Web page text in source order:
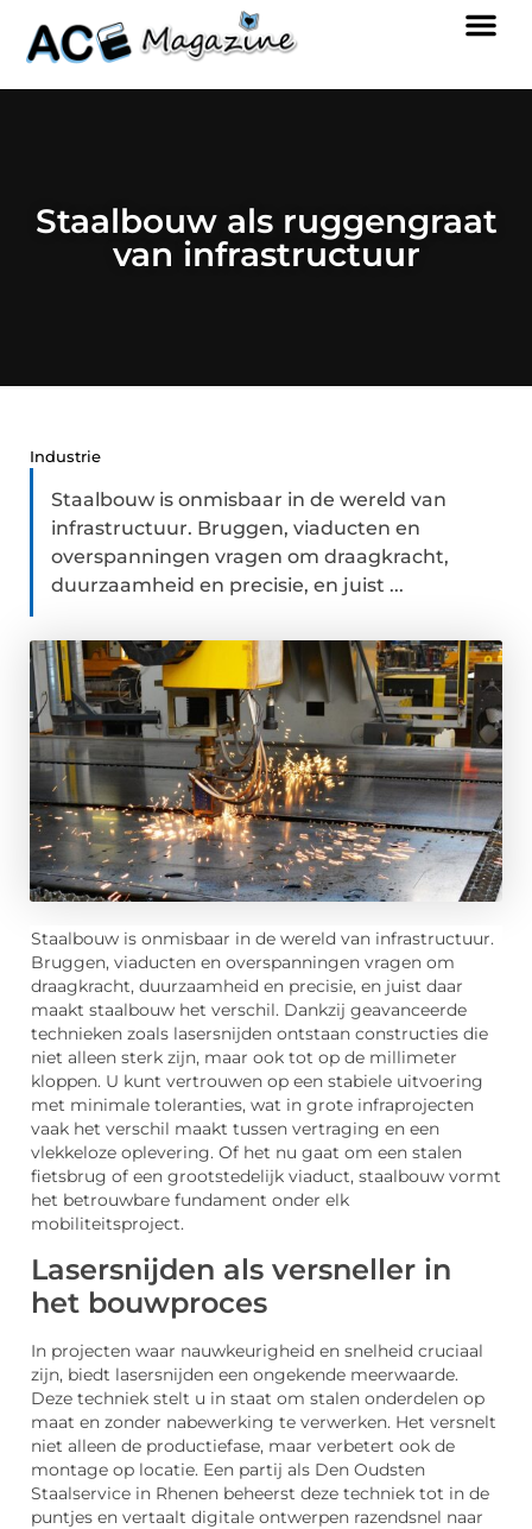
Staalbouw als ruggengraat
van infrastructuur
Industrie
Staalbouw is onmisbaar in de wereld van
infrastructuur. Bruggen, viaducten en
overspanningen vragen om draagkracht,
duurzaamheid en precisie, en juist ...
Staalbouw is onmisbaar in de wereld van infrastructuur.
Bruggen, viaducten en overspanningen vragen om
draagkracht, duurzaamheid en precisie, en juist daar
maakt staalbouw het verschil. Dankzij geavanceerde
technieken zoals lasersnijden ontstaan constructies die
niet alleen sterk zijn, maar ook tot op de millimeter
kloppen. U kunt vertrouwen op een stabiele uitvoering
met minimale toleranties, wat in grote infraprojecten
vaak het verschil maakt tussen vertraging en een
vlekkeloze oplevering. Of het nu gaat om een stalen
fietsbrug of een grootstedelijk viaduct, staalbouw vormt
het betrouwbare fundament onder elk
mobiliteitsproject.
Lasersnijden als versneller in
het bouwproces
In projecten waar nauwkeurigheid en snelheid cruciaal
zijn, biedt lasersnijden een ongekende meerwaarde.
Deze techniek stelt u in staat om stalen onderdelen op
maat en zonder nabewerking te verwerken. Het versnelt
niet alleen de productiefase, maar verbetert ook de
montage op locatie. Een partij als Den Oudsten
Staalservice in Rhenen beheerst deze techniek tot in de
puntjes en vertaalt digitale ontwerpen razendsnel naar